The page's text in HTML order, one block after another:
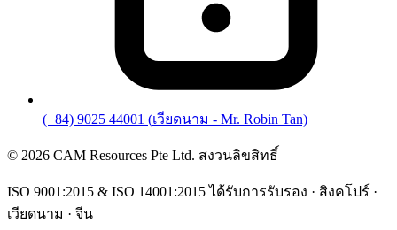
(+84) 9025 44001 (เวียดนาม - Mr. Robin Tan)
© 2026 CAM Resources Pte Ltd. สงวนลิขสิทธิ์
ISO 9001:2015 & ISO 14001:2015 ได้รับการรับรอง · สิงคโปร์ ·
เวียดนาม · จีน